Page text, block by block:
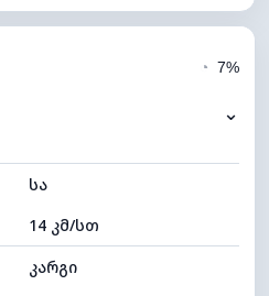
0 (ბნელი)
11440 მ
◔ 7%
⌄
სა
14 კმ/სთ
კარგი